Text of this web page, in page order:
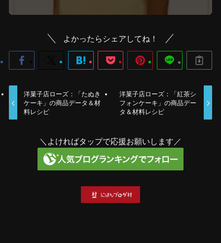
よかったらシェアしてね！
洋菓子店ローズ：「たぬき
ケーキ」の商品データ＆材
料レシピ
洋菓子店ローズ：「紅茶シ
フォンケーキ」の商品デー
タ＆材料レシピ
＼よければタップで応援お願いします／